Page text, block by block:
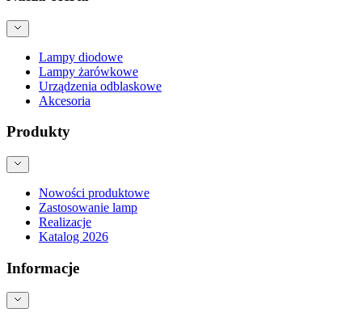
Lampy diodowe
Lampy żarówkowe
Urządzenia odblaskowe
Akcesoria
Produkty
Nowości produktowe
Zastosowanie lamp
Realizacje
Katalog 2026
Informacje